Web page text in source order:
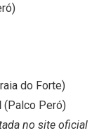
do Forte)
(Palco Peró)
no site oficial